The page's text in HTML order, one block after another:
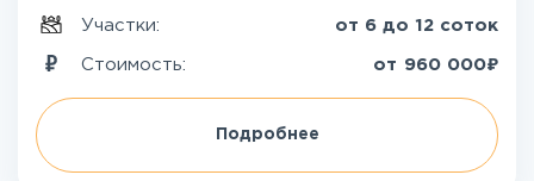
Участки: от 6 до 12 соток
Стоимость: от 960 000₽
Подробнее